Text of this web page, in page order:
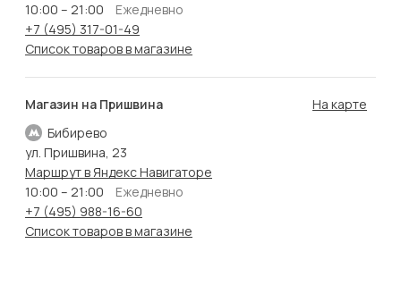
10:00 – 21:00
Ежедневно
+7 (495) 317-01-49
Список товаров в магазине
Магазин на Пришвина
Бибирево
На карте
ул. Пришвина, 23
Маршрут в Яндекс Навигаторе
10:00 – 21:00
Ежедневно
+7 (495) 988-16-60
Список товаров в магазине